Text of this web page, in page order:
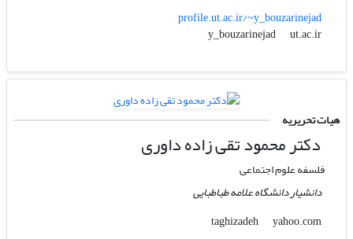
profile.ut.ac.ir/~y_bouzarinejad
y_bouzarinejad
ut.ac.ir
هیات تحریریه
دکتر محمود تقی زاده داوری
فلسفه علوم اجتماعی
دانشیار دانشگاه علامه طباطبایی
taghizadeh
yahoo.com